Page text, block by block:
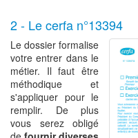
2 - Le cerfa n°13394
Le dossier formalise
votre entrer dans le
métier. Il faut être
méthodique et
s'appliquer pour le
remplir. De plus
vous serez obligé